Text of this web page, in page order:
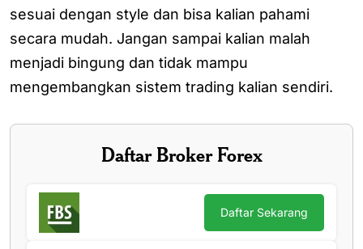
sesuai dengan style dan bisa kalian pahami
secara mudah. Jangan sampai kalian malah
menjadi bingung dan tidak mampu
mengembangkan sistem trading kalian sendiri.
Daftar Broker Forex
Daftar Sekarang